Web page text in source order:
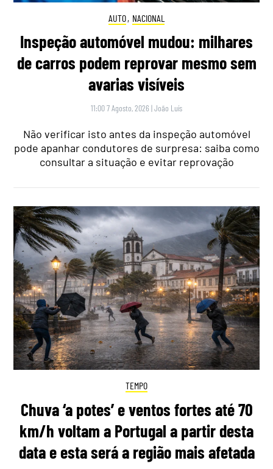
AUTO, NACIONAL
Inspeção automóvel mudou: milhares
de carros podem reprovar mesmo sem
avarias visíveis
11:00 7 Agosto, 2026 |João Luís
Não verificar isto antes da inspeção automóvel
pode apanhar condutores de surpresa: saiba como
consultar a situação e evitar reprovação
TEMPO
Chuva ‘a potes’ e ventos fortes até 70
km/h voltam a Portugal a partir desta
data e esta será a região mais afetada